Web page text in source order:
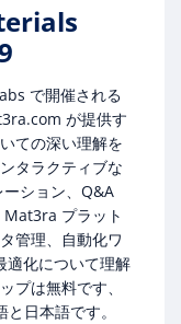
で開催される
が提供す
ての深い理解を
タラクティブな
ション、Q&A
プラット
管理、自動化ワ
適化について理解
プは無料です、
日本語です。